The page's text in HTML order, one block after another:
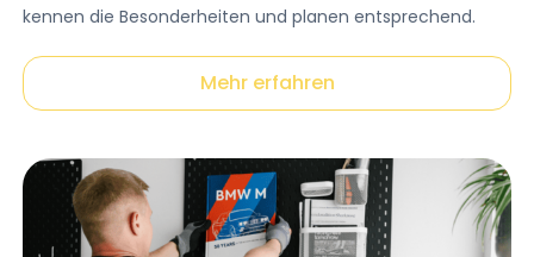
kennen die Besonderheiten und planen entsprechend.
Mehr erfahren